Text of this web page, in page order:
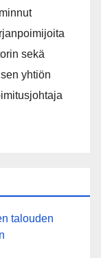
sekä
yhtiön
talouden